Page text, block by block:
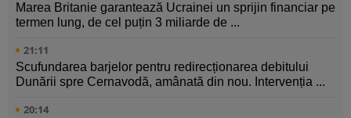
Marea Britanie garantează Ucrainei un sprijin financiar pe
termen lung, de cel puțin 3 miliarde de ...
21:11
Scufundarea barjelor pentru redirecționarea debitului
Dunării spre Cernavodă, amânată din nou. Intervenția ...
20:14